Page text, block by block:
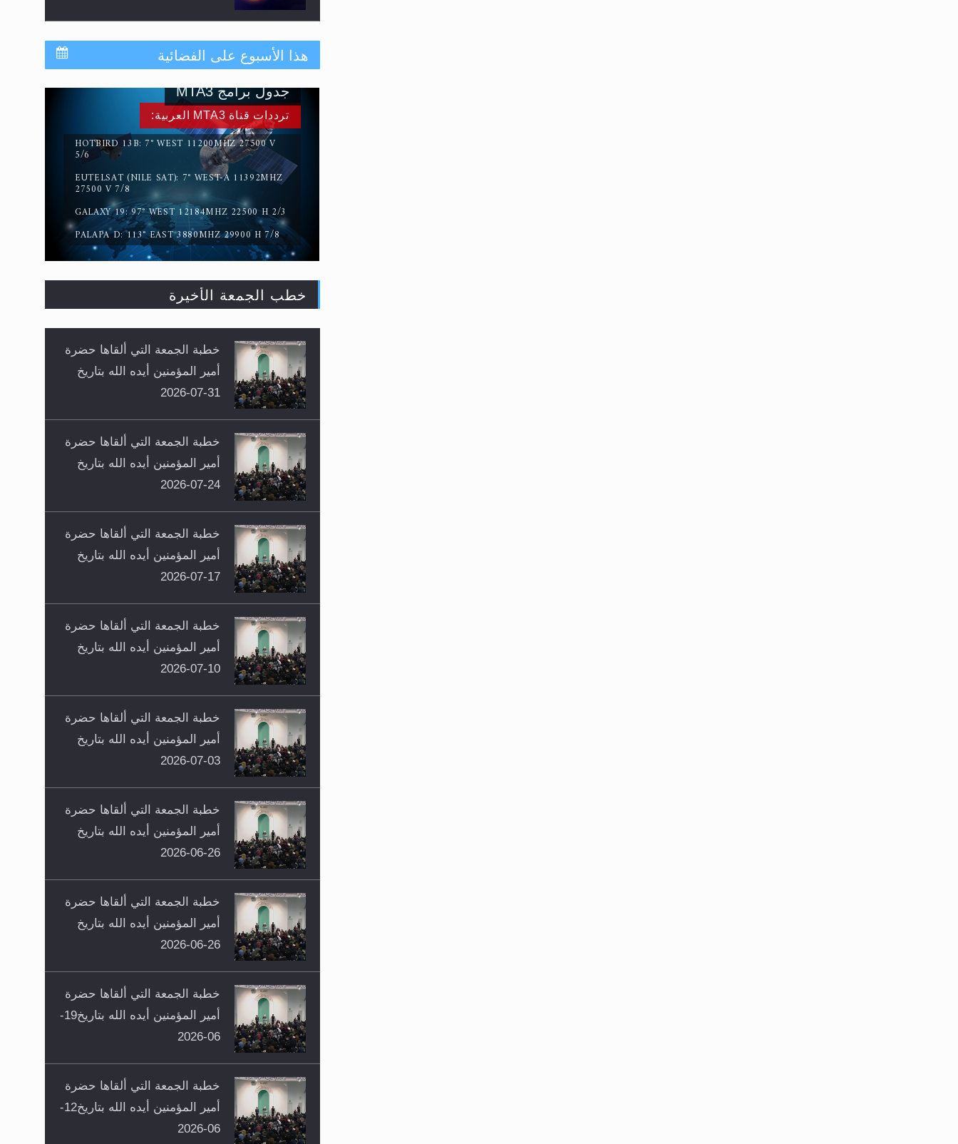
حقيقة المسيح الدجال
القرآن قاضٍ وحكمٌ على السنة
ومهيمنٌ عليها.. ليس العكس
هذا الأسبوع على الفضائية
ترددات قناة MTA3 العربية:
HOTBIRD 13B: 7° WEST 11200MHZ 27500 V
5/6
EUTELSAT (NILE SAT): 7° WEST-A 11392MHZ
27500 V 7/8
GALAXY 19: 97° WEST 12184MHZ 22500 H 2/3
PALAPA D: 113° EAST 3880MHZ 29900 H 7/8
جدول برامج MTA3
خطب الجمعة الأخيرة
خطبة الجمعة التي ألقاها حضرة
أمير المؤمنين أيده الله بتاريخ
31-07-2026
خطبة الجمعة التي ألقاها حضرة
أمير المؤمنين أيده الله بتاريخ
24-07-2026
خطبة الجمعة التي ألقاها حضرة
أمير المؤمنين أيده الله بتاريخ
17-07-2026
خطبة الجمعة التي ألقاها حضرة
أمير المؤمنين أيده الله بتاريخ
10-07-2026
خطبة الجمعة التي ألقاها حضرة
أمير المؤمنين أيده الله بتاريخ
03-07-2026
خطبة الجمعة التي ألقاها حضرة
أمير المؤمنين أيده الله بتاريخ
26-06-2026
خطبة الجمعة التي ألقاها حضرة
أمير المؤمنين أيده الله بتاريخ
26-06-2026
خطبة الجمعة التي ألقاها حضرة
أمير المؤمنين أيده الله بتاريخ19-
06-2026
خطبة الجمعة التي ألقاها حضرة
أمير المؤمنين أيده الله بتاريخ12-
06-2026